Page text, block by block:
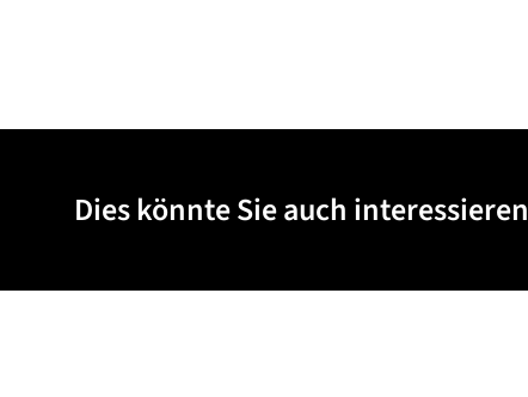
Dies könnte Sie auch interessieren